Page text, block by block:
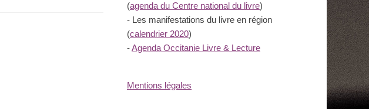
(agenda du Centre national du livre)
- Les manifestations du livre en région
(calendrier 2020)
-Agenda Occitanie Livre & Lecture
Mentions légales